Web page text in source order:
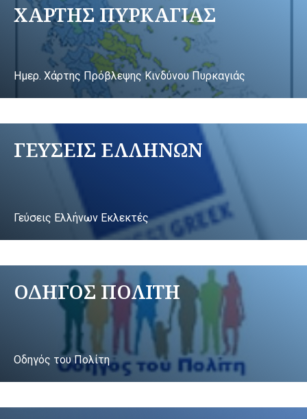
ΧΑΡΤΗΣ ΠΥΡΚΑΓΙΑΣ
Ημερ. Χάρτης Πρόβλεψης Κινδύνου Πυρκαγιάς
ΓΕΥΣΕΙΣ ΕΛΛΗΝΩΝ
Γεύσεις Ελλήνων Εκλεκτές
ΟΔΗΓΟΣ ΠΟΛΙΤΗ
Οδηγός του Πολίτη